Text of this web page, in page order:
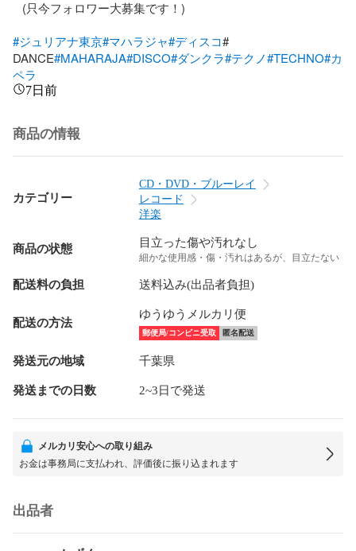
#ジュリアナ東京#マハラジャ#ディスコ#
DANCE#MAHARAJA#DISCO#ダンクラ#テクノ#TECHNO#カ
ペラ
7日前
商品の情報
カテゴリー
CD・DVD・ブルーレイ
レコード
洋楽
商品の状態 目立った傷や汚れなし
細かな使用感・傷・汚れはあるが、目立たない
配送料の負担 送料込み(出品者負担)
配送の方法
ゆうゆうメルカリ便
郵便局/コンビニ受取 匿名配送
発送元の地域 千葉県
発送までの日数 2~3日で発送
メルカリ安心への取り組み
お金は事務局に支払われ、評価後に振り込まれます
出品者